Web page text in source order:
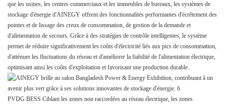
que les usines, les centres commerciaux et les immeubles de bureaux, les systèmes de
stockage d'énergie d'AINEGY offrent des fonctionnalités performantes d'écrêtement des
pointes et de lissage des creux de consommation, de gestion de la demande et
d'alimentation de secours. Grâce à des stratégies de contrôle intelligentes, le système
permet de réduire significativement les coûts d'électricité liés aux pics de consommation,
d'atténuer les fluctuations du réseau et d'améliorer la fiabilité de l'alimentation électrique,
optimisant ainsi les coûts d'exploitation et favorisant une production durable.
PVDG BESS Ciblant les zones non raccordées au réseau électrique, les zones